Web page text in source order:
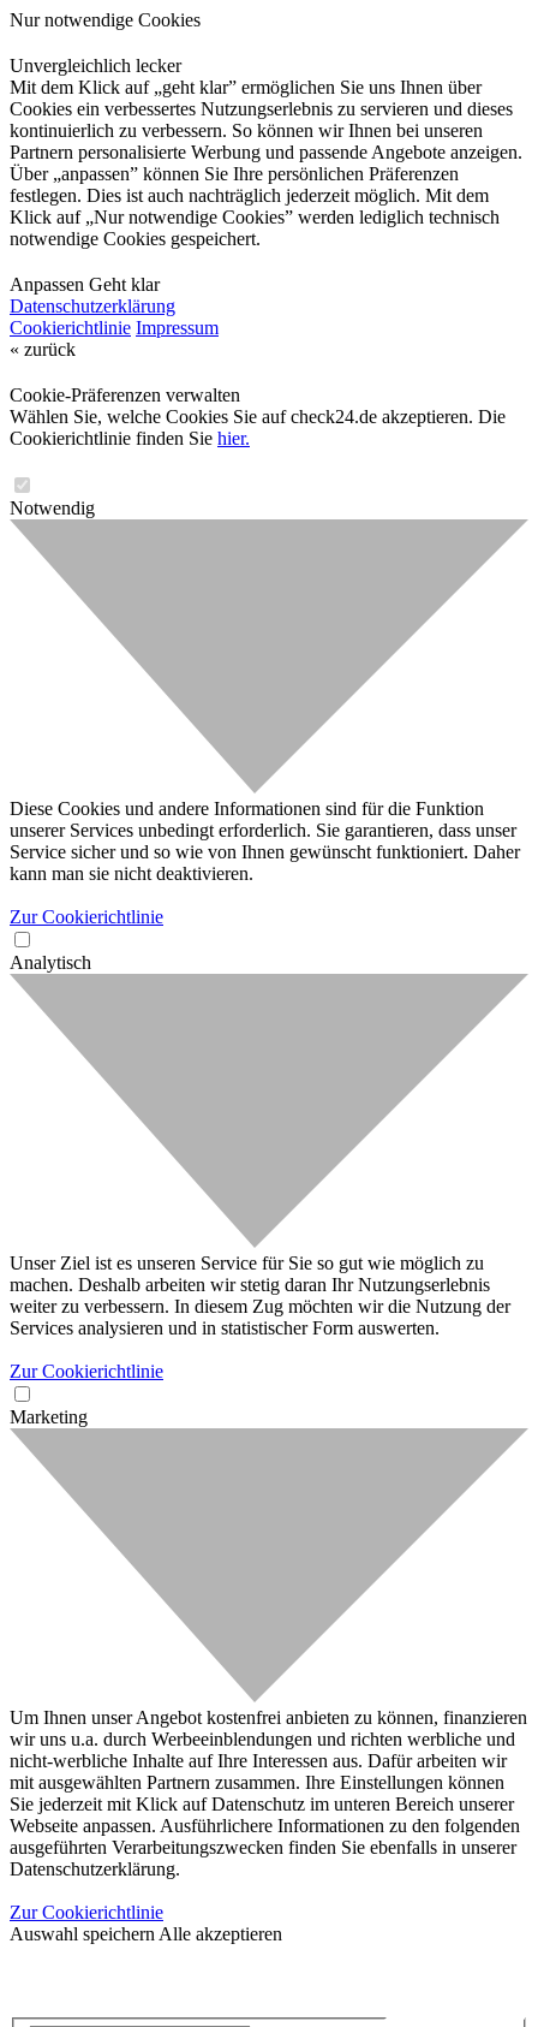
Nur notwendige Cookies
Unvergleichlich lecker
Mit dem Klick auf „geht klar” ermöglichen Sie uns Ihnen über
Cookies ein verbessertes Nutzungserlebnis zu servieren und dieses
kontinuierlich zu verbessern. So können wir Ihnen bei unseren
Partnern personalisierte Werbung und passende Angebote anzeigen.
Über „anpassen” können Sie Ihre persönlichen Präferenzen
festlegen. Dies ist auch nachträglich jederzeit möglich. Mit dem
Klick auf „Nur notwendige Cookies” werden lediglich technisch
notwendige Cookies gespeichert.
Anpassen Geht klar
Datenschutzerklärung
Cookierichtlinie Impressum
« zurück
Cookie-Präferenzen verwalten
Wählen Sie, welche Cookies Sie auf check24.de akzeptieren. Die
Cookierichtlinie finden Sie hier.
Notwendig
Diese Cookies und andere Informationen sind für die Funktion
unserer Services unbedingt erforderlich. Sie garantieren, dass unser
Service sicher und so wie von Ihnen gewünscht funktioniert. Daher
kann man sie nicht deaktivieren.
Zur Cookierichtlinie
Analytisch
Unser Ziel ist es unseren Service für Sie so gut wie möglich zu
machen. Deshalb arbeiten wir stetig daran Ihr Nutzungserlebnis
weiter zu verbessern. In diesem Zug möchten wir die Nutzung der
Services analysieren und in statistischer Form auswerten.
Zur Cookierichtlinie
Marketing
Um Ihnen unser Angebot kostenfrei anbieten zu können, finanzieren
wir uns u.a. durch Werbeeinblendungen und richten werbliche und
nicht-werbliche Inhalte auf Ihre Interessen aus. Dafür arbeiten wir
mit ausgewählten Partnern zusammen. Ihre Einstellungen können
Sie jederzeit mit Klick auf Datenschutz im unteren Bereich unserer
Webseite anpassen. Ausführlichere Informationen zu den folgenden
ausgeführten Verarbeitungszwecken finden Sie ebenfalls in unserer
Datenschutzerklärung.
Zur Cookierichtlinie
Auswahl speichern Alle akzeptieren